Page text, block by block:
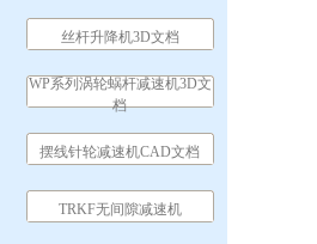
丝杆升降机3D文档
WP系列涡轮蜗杆减速机3D文
档
摆线针轮减速机CAD文档
TRKF无间隙减速机